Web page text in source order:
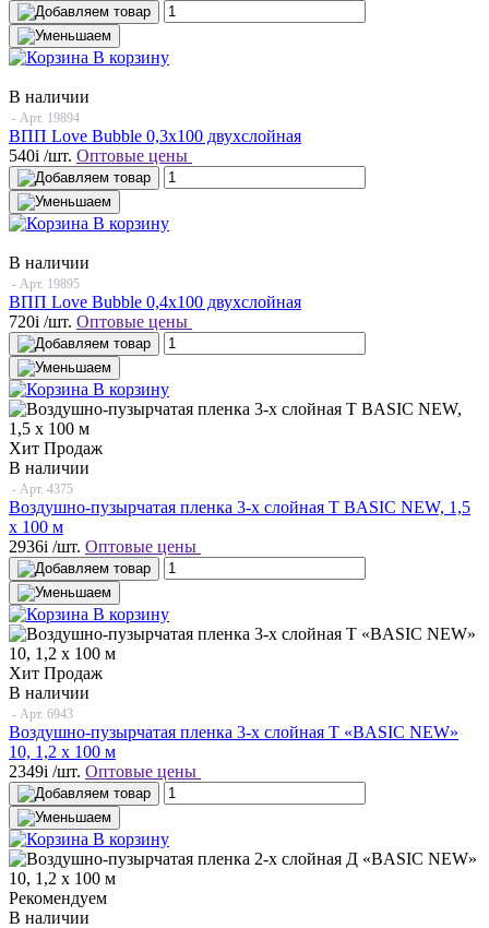
В корзину
В наличии
- Арт. 19894
ВПП Love Bubble 0,3х100 двухслойная
540i /шт. Оптовые цены
В корзину
В наличии
- Арт. 19895
ВПП Love Bubble 0,4х100 двухслойная
720i /шт. Оптовые цены
В корзину
Хит Продаж
В наличии
- Арт. 4375
Воздушно-пузырчатая пленка 3-х слойная T BASIC NEW, 1,5
х 100 м
2936i /шт. Оптовые цены
В корзину
Хит Продаж
В наличии
- Арт. 6943
Воздушно-пузырчатая пленка 3-х слойная T «BASIC NEW»
10, 1,2 х 100 м
2349i /шт. Оптовые цены
В корзину
Рекомендуем
В наличии